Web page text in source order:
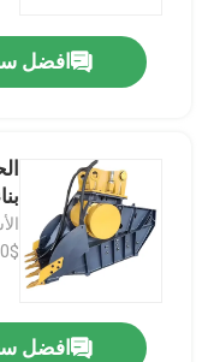
افضل
$20,000.00/pieces
افضل